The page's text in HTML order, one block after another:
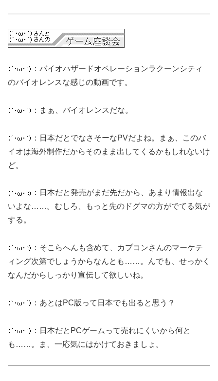
：バイオハザードオペレーションラクーンシティ
のバイオレンスな感じの動画です。
：まぁ、バイオレンスだな。
：日本だとでなさそーなPVだよね。まぁ、このバ
イオは海外制作だからそのまま出してくるかもしれないけ
ど。
：日本だと発売がまだ先だから、あまり情報出な
いよな……。むしろ、もっと先のドグマの方がでてる気が
する。
：そこらへんも含めて、カプコンさんのマーケテ
ィング次第でしょうからなんとも……。んでも、せっかく
なんだからしっかり宣伝して欲しいね。
：あとはPC版って日本でも出ると思う？
：日本だとPCゲームって売れにくいから何と
も……。ま、一応気にはかけておきましょ。